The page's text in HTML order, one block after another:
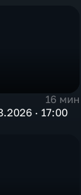
16 мин
· 17:00